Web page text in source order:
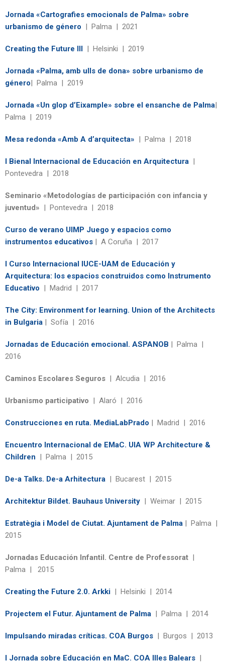
Jornada «Cartografies emocionals de Palma» sobre
urbanismo de género | Palma | 2021
Creating the Future III | Helsinki | 2019
Jornada «Palma, amb ulls de dona» sobre urbanismo de
género| Palma | 2019
Jornada «Un glop d’Eixample» sobre el ensanche de Palma|
Palma | 2019
Mesa redonda «Amb A d’arquitecta» | Palma | 2018
I Bienal Internacional de Educación en Arquitectura |
Pontevedra | 2018
Seminario «Metodologías de participación con infancia y
juventud» | Pontevedra | 2018
Curso de verano UIMP Juego y espacios como
instrumentos educativos | A Coruña | 2017
I Curso Internacional IUCE-UAM de Educación y
Arquitectura: los espacios construidos como Instrumento
Educativo | Madrid | 2017
The City: Environment for learning. Union of the Architects
in Bulgaria | Sofía | 2016
Jornadas de Educación emocional. ASPANOB | Palma |
2016
Caminos Escolares Seguros | Alcudia | 2016
Urbanismo participativo | Alaró | 2016
Construcciones en ruta. MediaLabPrado | Madrid | 2016
Encuentro Internacional de EMaC. UIA WP Architecture &
Children | Palma | 2015
De-a Talks. De-a Arhitectura | Bucarest | 2015
Architektur Bildet. Bauhaus University | Weimar | 2015
Estratègia i Model de Ciutat. Ajuntament de Palma | Palma |
2015
Jornadas Educación Infantil. Centre de Professorat |
Palma | 2015
Creating the Future 2.0. Arkki | Helsinki | 2014
Projectem el Futur. Ajuntament de Palma | Palma | 2014
Impulsando miradas críticas. COA Burgos | Burgos | 2013
I Jornada sobre Educación en MaC. COA Illes Balears |